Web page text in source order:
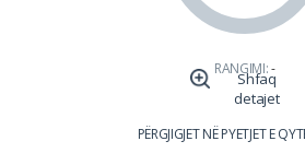
RANGIMI:-
Shfaq
detajet
PËRGJIGJET NË PYETJET E